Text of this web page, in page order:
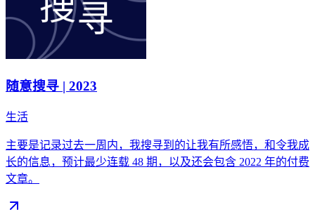
随意搜寻 | 2023
生活
主要是记录过去一周内，我搜寻到的让我有所感悟，和令我成
长的信息，预计最少连载 48 期，以及还会包含 2022 年的付费
文章。